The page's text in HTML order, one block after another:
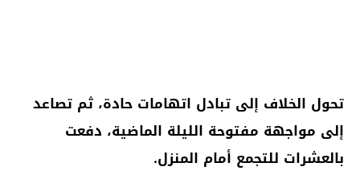
تحول الخلاف إلى تبادل اتهامات حادة، ثم تصاعد
إلى مواجهة مفتوحة الليلة الماضية، دفعت
بالعشرات للتجمع أمام المنزل.